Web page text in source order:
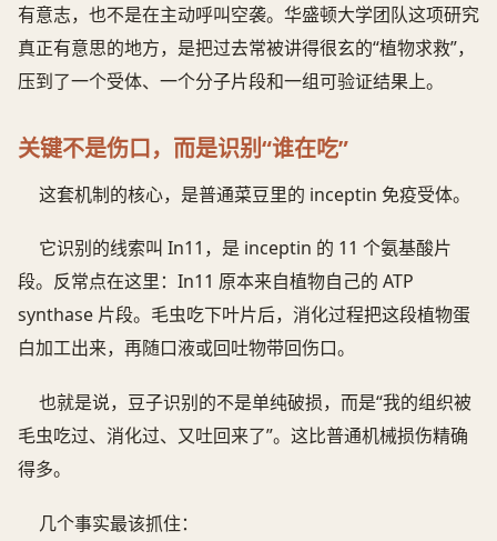
有意志，也不是在主动呼叫空袭。华盛顿大学团队这项研究
真正有意思的地方，是把过去常被讲得很玄的“植物求救”，
压到了一个受体、一个分子片段和一组可验证结果上。
关键不是伤口，而是识别“谁在吃”
这套机制的核心，是普通菜豆里的 inceptin 免疫受体。
它识别的线索叫 In11，是 inceptin 的 11 个氨基酸片
段。反常点在这里：In11 原本来自植物自己的 ATP
synthase 片段。毛虫吃下叶片后，消化过程把这段植物蛋
白加工出来，再随口液或回吐物带回伤口。
也就是说，豆子识别的不是单纯破损，而是“我的组织被
毛虫吃过、消化过、又吐回来了”。这比普通机械损伤精确
得多。
几个事实最该抓住：